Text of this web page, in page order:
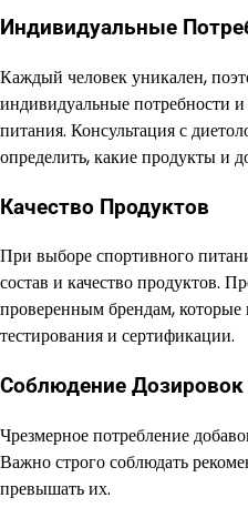
Индивидуальные
Каждый человек уникален,
индивидуальные потребности
питания. Консультация с
определить, какие продукты и
Качество Продуктов
При выборе спортивного
состав и качество продуктов.
проверенным брендам, которые
тестирования и сертификации.
Соблюдение Дозировок
Чрезмерное потребление
Важно строго соблюдать
превышать их.